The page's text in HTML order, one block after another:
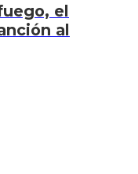
el
al